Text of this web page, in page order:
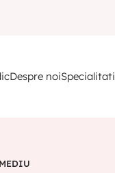
Despre noiSpecialitati